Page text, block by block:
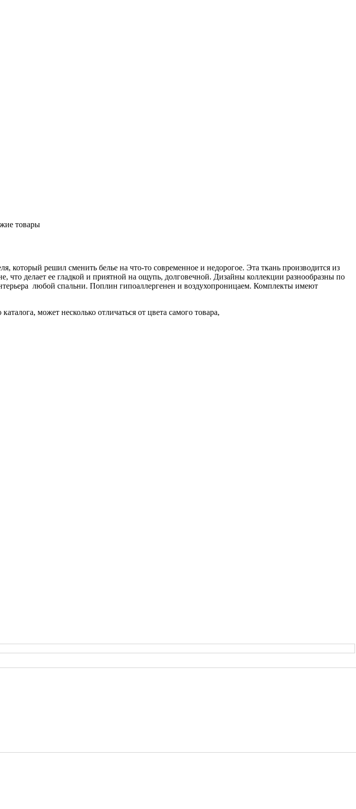
товары
который решил сменить белье на что-то современное и недорогое. Эта ткань производится из
что делает ее гладкой и приятной на ощупь, долговечной. Дизайны коллекции разнообразны по
любой спальни. Поплин гипоаллергенен и воздухопроницаем. Комплекты имеют
может несколько отличаться от цвета самого товара,